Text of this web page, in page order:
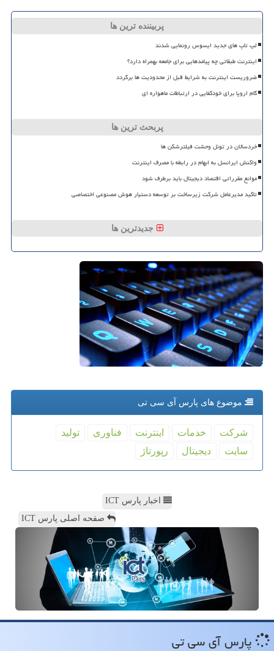
پربیننده ترین ها
لپ تاپ های جدید ایسوس رونمایی شدند
اینترنت طبقاتی چه پیامدهایی برای جامعه بهمراه دارد؟
ضروریست اینترنت به شرایط قبل از محدودیت ها برگردد
گام اروپا برای خودکفایی در ارتباطات ماهواره ای
پربحث ترین ها
خردسالان در تونل وحشت فیلترشکن ها
واکنش ایرانسل به ابهام در رابطه با مصرف اینترنت
موانع مقرراتی اقتصاد دیجیتال باید برطرف شود
تاکید مدیرعامل شرکت زیرساخت بر توسعه دستیار هوش مصنوعی اختصاصی
جدیدترین ها
موضوع های پارس آی سی تی
شركت خدمات اینترنت فناوری
تولید
سایت
دیجیتال رپورتاژ
اخبار پارس ICT
صفحه اصلی پارس ICT
پارس آی سی تی